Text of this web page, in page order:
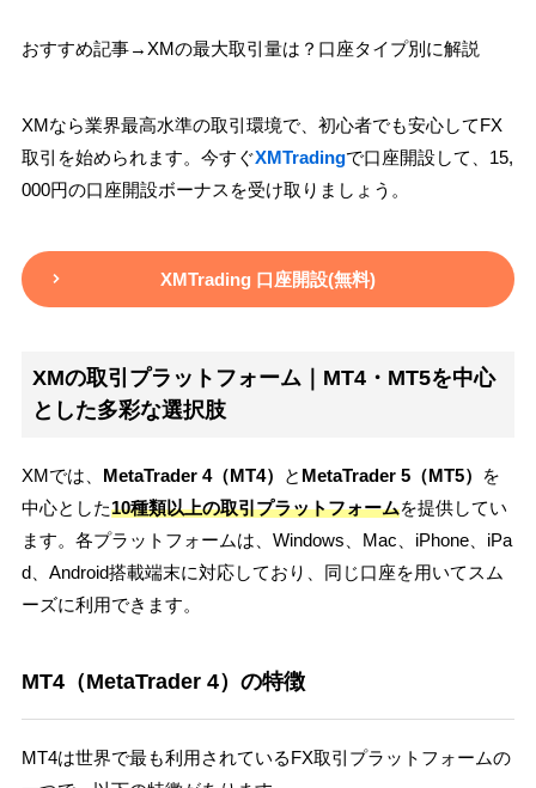
おすすめ記事→XMの最大取引量は？口座タイプ別に解説
XMなら業界最高水準の取引環境で、初心者でも安心してFX
取引を始められます。今すぐXMTradingで口座開設して、15,
000円の口座開設ボーナスを受け取りましょう。
XMTrading 口座開設(無料)
XMの取引プラットフォーム｜MT4・MT5を中心
とした多彩な選択肢
XMでは、 MetaTrader 4（MT4） と MetaTrader 5（MT5）
を
中心とした10種類以上の取引プラットフォームを提供してい
ます。各プラットフォームは、Windows、Mac、iPhone、iPa
d、Android搭載端末に対応しており、同じ口座を用いてスム
ーズに利用できます。
MT4（MetaTrader 4）の特徴
MT4は世界で最も利用されているFX取引プラットフォームの